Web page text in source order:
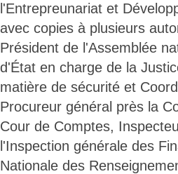
l'Entrepreunariat et
avec copies à plusieurs
Président de l'Assemblée
d'État en charge de la
matière de sécurité et
Procureur général près la
Cour de Comptes,
l'Inspection générale des
Nationale des